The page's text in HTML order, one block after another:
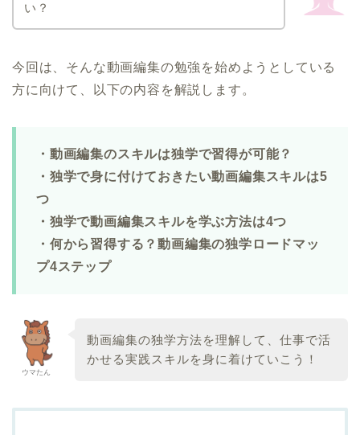
い？
今回は、そんな動画編集の勉強を始めようとしている
方に向けて、以下の内容を解説します。
・動画編集のスキルは独学で習得が可能？
・独学で身に付けておきたい動画編集スキルは5
つ
・独学で動画編集スキルを学ぶ方法は4つ
・何から習得する？動画編集の独学ロードマッ
プ4ステップ
ウマたん
動画編集の独学方法を理解して、仕事で活
かせる実践スキルを身に着けていこう！